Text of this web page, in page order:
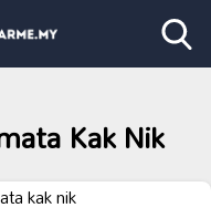
Kak Nik